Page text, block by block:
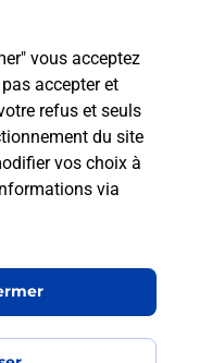
vous acceptez
accepter et
refus et seuls
du site
vos choix à
via
?
de la 5G
forfait
?
iPhone
Mobile